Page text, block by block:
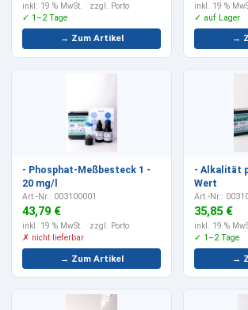
inkl. 19 % MwSt. · zzgl. Porto
✓ 1–2 Tage
→ Zum Artikel
inkl. 19 %
✓ auf Lager
→
- Phosphat-Meßbesteck 1 -
20 mg/l
Art.-Nr.: 003100001
43,79 €
inkl. 19 % MwSt. · zzgl. Porto
✗ nicht lieferbar
→ Zum Artikel
- Alkalität
Wert
Art.-Nr.:
35,85 €
inkl. 19 %
✓ 1–2 Tage
→